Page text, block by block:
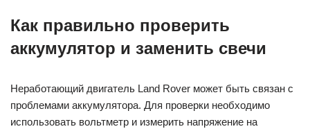
Как правильно проверить
аккумулятор и заменить свечи
Неработающий двигатель Land Rover может быть связан с
проблемами аккумулятора. Для проверки необходимо
использовать вольтметр и измерить напряжение на